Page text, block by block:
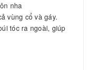
nha
vùng cổ và gáy.
tóc ra ngoài, giúp